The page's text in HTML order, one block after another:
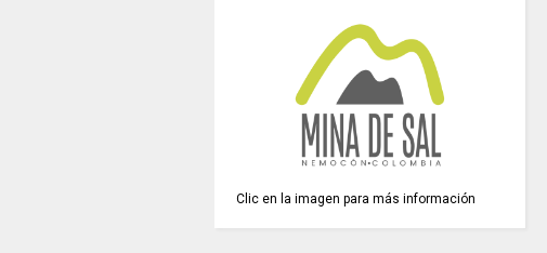
Clic en la imagen para más información